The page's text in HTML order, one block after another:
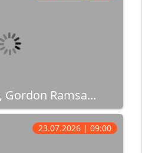
Ramsa...
23.07.2026 | 09:00